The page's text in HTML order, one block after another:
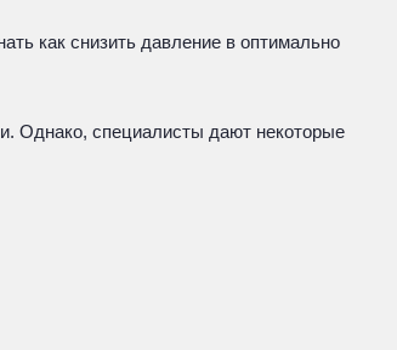
как снизить давление в оптимально
Однако, специалисты дают некоторые